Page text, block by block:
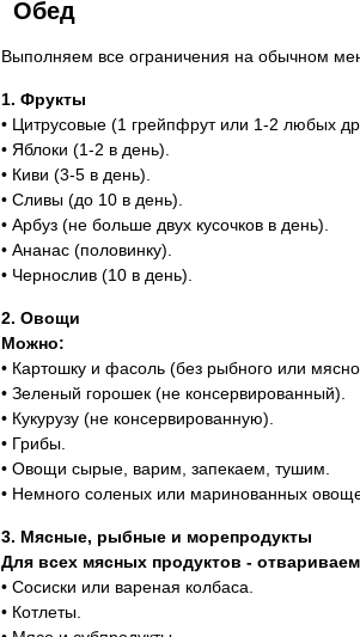
Обед
Выполняем все ограничения на обычном
1. Фрукты
• Цитрусовые (1 грейпфрут или 1-2 любых
• Яблоки (1-2 в день).
• Киви (3-5 в день).
• Сливы (до 10 в день).
• Арбуз (не больше двух кусочков в день).
• Ананас (половинку).
• Чернослив (10 в день).
2. Овощи
Можно:
• Картошку и фасоль (без рыбного или
• Зеленый горошек (не консервированный).
• Кукурузу (не консервированную).
• Грибы.
• Овощи сырые, варим, запекаем, тушим.
• Немного соленых или маринованных
3. Мясные, рыбные и морепродукты
Для всех мясных продуктов -
• Сосиски или вареная колбаса.
• Котлеты.